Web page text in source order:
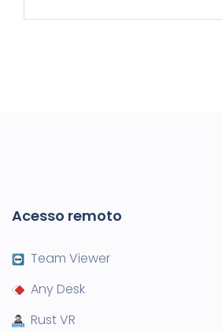
Acesso remoto
Team Viewer
Any Desk
Rust VR